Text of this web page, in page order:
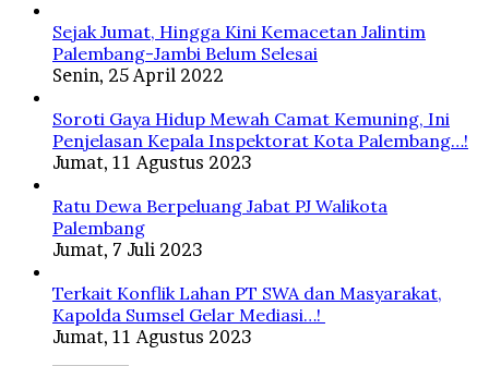
Sejak Jumat, Hingga Kini Kemacetan Jalintim
Palembang-Jambi Belum Selesai
Senin, 25 April 2022
Soroti Gaya Hidup Mewah Camat Kemuning, Ini
Penjelasan Kepala Inspektorat Kota Palembang…!
Jumat, 11 Agustus 2023
Ratu Dewa Berpeluang Jabat PJ Walikota
Palembang
Jumat, 7 Juli 2023
Terkait Konflik Lahan PT SWA dan Masyarakat,
Kapolda Sumsel Gelar Mediasi…!
Jumat, 11 Agustus 2023